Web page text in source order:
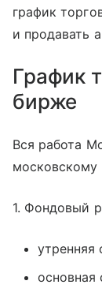
график
и продавать
График
бирже
Вся работа
московскому
1. Фондовый
утренняя
основная